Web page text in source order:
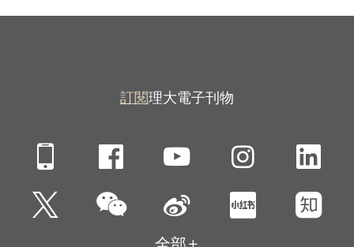
訂閱理大電子刊物
Mobile FacebookYouTube
Twitter微信 新浪微博小紅書知